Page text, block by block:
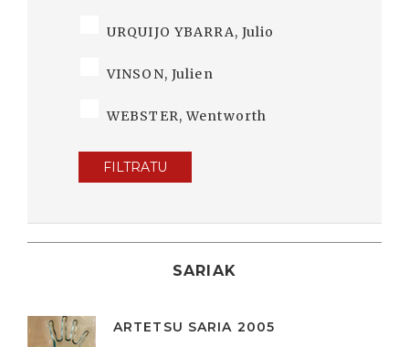
URQUIJO YBARRA, Julio
VINSON, Julien
WEBSTER, Wentworth
FILTRATU
SARIAK
ARTETSU SARIA 2005